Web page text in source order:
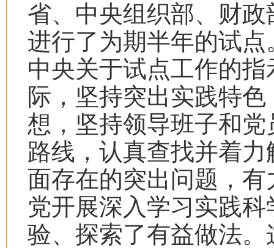
省、中央组织部、财
进行了为期半年的试
中央关于试点工作的
际，坚持突出实践特
想，坚持领导班子和
路线，认真查找并着
面存在的突出问题，
党开展深入学习实践
验、探索了有益做法